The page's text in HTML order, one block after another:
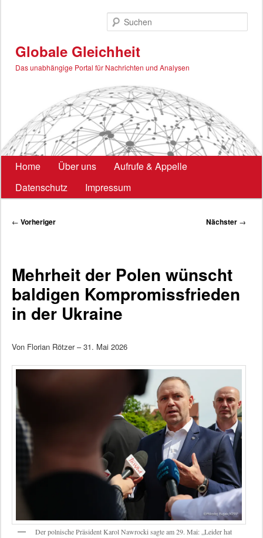
Globale Gleichheit
Das unabhängige Portal für Nachrichten und Analysen
Hauptmenü
Home Über uns
Aufrufe & Appelle
Datenschutz
Impressum
Beitragsnavigation
← Vorheriger Nächster →
Mehrheit der Polen wünscht
baldigen Kompromissfrieden
in der Ukraine
Von Florian Rötzer – 31. Mai 2026
Der polnische Präsident Karol Nawrocki sagte am 29. Mai: „Leider hat